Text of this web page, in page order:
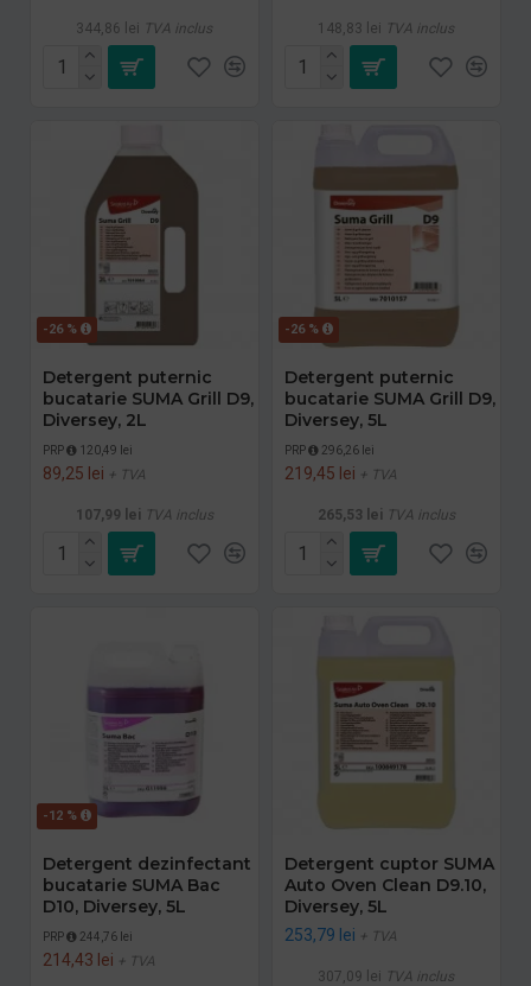
344,86 lei TVA inclus 148,83 lei TVA inclus
-26 %
Detergent puternic
bucatarie SUMA Grill D9,
Diversey, 2L
PRP 120,49 lei
89,25 lei + TVA
107,99 lei TVA inclus
-26 %
Detergent puternic
bucatarie SUMA Grill D9,
Diversey, 5L
PRP 296,26 lei
219,45 lei + TVA
265,53 lei TVA inclus
-12 %
Detergent dezinfectant
bucatarie SUMA Bac
D10, Diversey, 5L
PRP 244,76 lei
214,43 lei + TVA
Detergent cuptor SUMA
Auto Oven Clean D9.10,
Diversey, 5L
253,79 lei + TVA
307,09 lei TVA inclus